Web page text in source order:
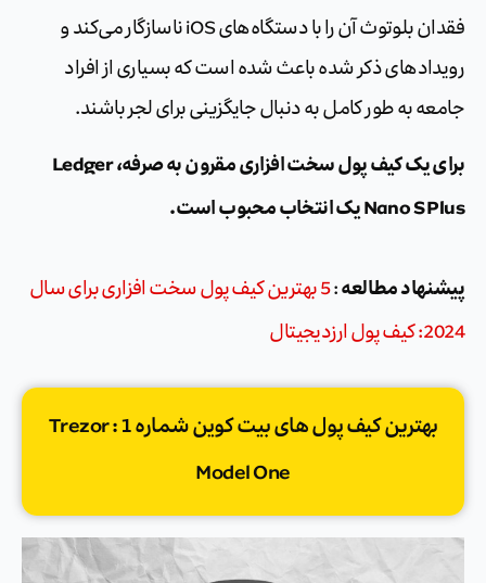
فقدان بلوتوث آن را با دستگاه‌های iOS ناسازگار می‌کند و
رویدادهای ذکر شده باعث شده است که بسیاری از افراد
جامعه به طور کامل به دنبال جایگزینی برای لجر باشند.
برای یک کیف پول سخت افزاری مقرون به صرفه، Ledger
Nano S Plus یک انتخاب محبوب است.
پیشنهاد مطالعه : 5 بهترین کیف پول سخت افزاری برای سال
2024: کیف پول ارزدیجیتال
بهترین کیف پول های بیت کوین شماره 1 : Trezor
Model One